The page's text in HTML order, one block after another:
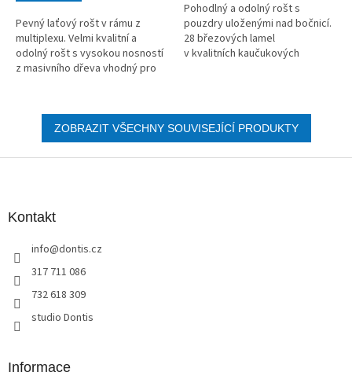
Pevný laťový rošt v rámu z
multiplexu. Velmi kvalitní a
odolný rošt s vysokou nosností
z masivního dřeva vhodný pro
Pohodlný a odolný rošt s
pouzdry uloženými nad bočnicí.
28 březových lamel
v kvalitních kaučukových
ZOBRAZIT VŠECHNY SOUVISEJÍCÍ PRODUKTY
Kontakt
info@dontis.cz
317 711 086
732 618 309
studio Dontis
Informace